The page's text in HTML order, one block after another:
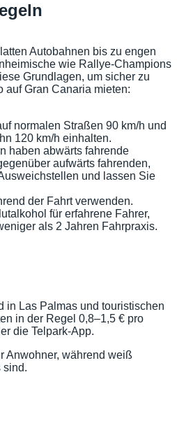
Autobahnen bis zu engen
wie Rallye-Champions
Grundlagen, um sicher zu
auf Gran Canaria mieten:
normalen Straßen 90 km/h und
120 km/h einhalten.
haben abwärts fahrende
aufwärts fahrenden,
und lassen Sie
der Fahrt verwenden.
für erfahrene Fahrer,
als 2 Jahren Fahrpraxis.
in Las Palmas und touristischen
in der Regel 0,8–1,5 € pro
die Telpark-App.
Anwohner, während weiß
sind.